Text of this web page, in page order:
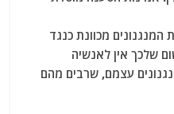
מכוונת כנגד
שלכך אין לאנשיה
עצמם, שרבים מהם